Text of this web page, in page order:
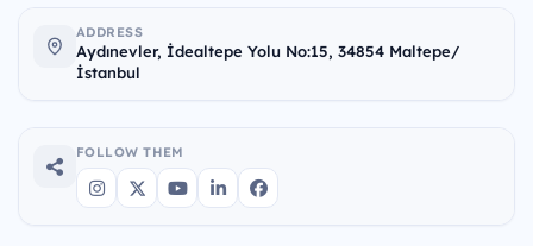
ADDRESS
Aydınevler, İdealtepe Yolu No:15, 34854 Maltepe/
İstanbul
FOLLOW THEM